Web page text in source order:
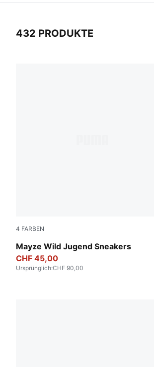
432 PRODUKTE
4 FARBEN
Mayze Wild Jugend Sneakers
Deep Plum-Mauve Pop
CHF 45,00
Ursprünglich:CHF 90,00